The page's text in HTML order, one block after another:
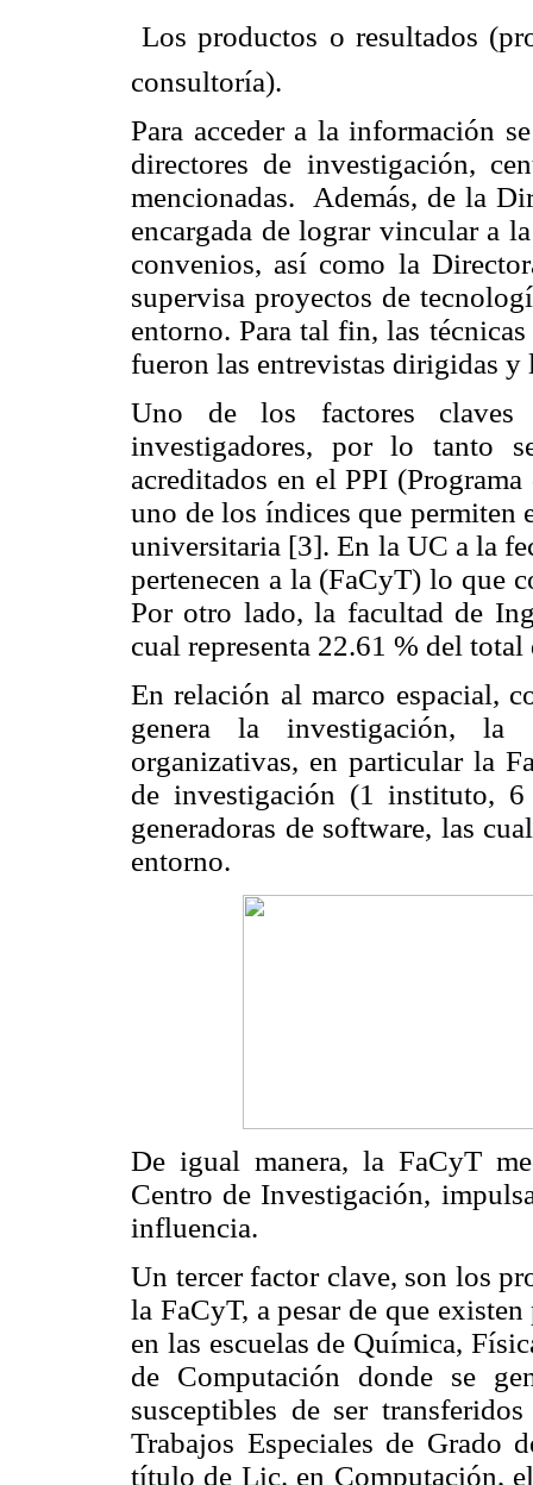
 Los productos o resultados
consultoría).
Para acceder a la información
directores de investigación,
mencionadas. Además, de la
encargada de lograr vincular a
convenios, así como la
supervisa proyectos de
entorno. Para tal fin, las
fueron las entrevistas dirigidas y
Uno de los factores
investigadores, por lo tanto
acreditados en el PPI
uno de los índices que
universitaria [3]. En la UC a la
pertenecen a la (FaCyT) lo que
Por otro lado, la facultad de
cual representa 22.61 % del total
En relación al marco espacial,
genera la investigación, la
organizativas, en particular la
de investigación (1 instituto,
generadoras de software, las
entorno.
De igual manera, la FaCyT
Centro de Investigación,
influencia.
Un tercer factor clave, son los
la FaCyT, a pesar de que
en las escuelas de Química,
de Computación donde se
susceptibles de ser
Trabajos Especiales de Grado
título de Lic. en Computación,